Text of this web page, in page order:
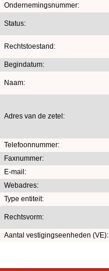
Ondernemingsnummer:
Status:
Rechtstoestand:
Begindatum:
Naam:
Adres van de zetel:
Telefoonnummer:
Faxnummer:
E-mail:
Webadres:
Type entiteit:
Rechtsvorm:
Aantal vestigingseenheden (VE):